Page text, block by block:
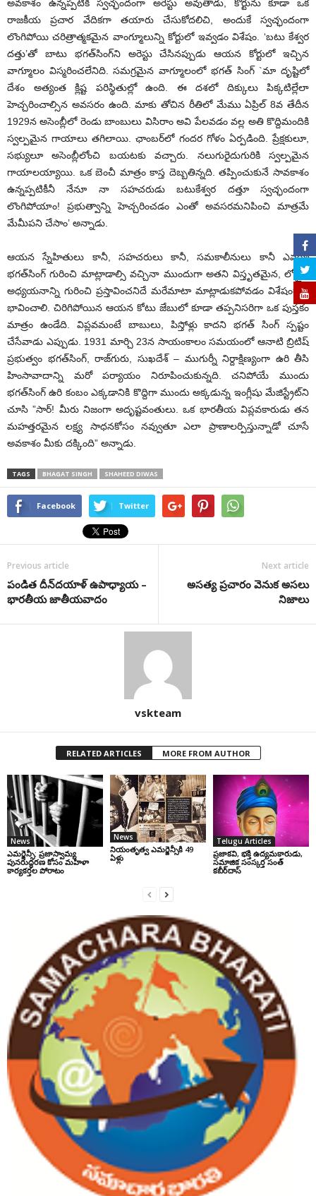
అవకాశం ఉన్నప్పటికీ స్వచ్ఛందంగా అరెస్టు అవుతాడు, కోర్టును కూడా ఒక
రాజకీయ ప్రచార వేదికగా తయారు చేసుకోదలిచి, అందుకే స్వచ్ఛందంగా
లొంగిపోయి చరిత్రాత్మకమైన వాంగ్మూలున్ని కోర్టులో ఇవ్వడం విశేషం. ‘బటు కేశ్వర
దత్తు’తో బాటు భగత్‌సింగ్‌ని అరెస్టు చేసినప్పుడు ఆయన కోర్టులో ఇచ్చిన
వాగ్మూలం విస్మరించలేనిది. సమగ్రమైన వాగ్మూలంలో భగత్ సింగ్ `మా దృష్టిలో
దేశం అత్యంత క్లిష్ట పరిస్థితుల్లో ఉంది. ఈ దశలో దిక్కులు పిక్కటిల్లేలా
హెచ్చరించాల్సిన అవసరం ఉంది. మాకు తోచిన రీతిలో మేము ఏప్రిల్‌ 8వ తేదీన
1929న అసెంబ్లీలో రెండు బాంబులు విసిరాం అవి పేలవడం వల్ల అతి కొద్దిమందికి
స్వల్పమైన గాయాలు తగిలాయి. ఛాంబర్‌లో గందర గోళం ఏర్పడింది. ప్రేక్షకులూ,
సభ్యులూ అసెంబ్లీలోంచి బయటకు వచ్చారు. నలుగురైదుగురికి స్వల్పమైన
గాయాలయ్యాయి. ఒక బెంచీ మాత్రం కాస్త దెబ్బతిన్నది. తప్పించుకునే సావకాశం
ఉన్నప్పటికీనీ నేనూ నా సహచరుడు బటుకేశ్వర దత్తూ స్వచ్ఛందంగా
లొంగిపోయాం! ప్రభుత్వాన్ని హెచ్చరించడం ఎంతో అవసరమనిపించి మాత్రమే
మేమీపని చేసాం’ అన్నాడు.
ఆయన స్నేహితులు కానీ, సహచరులు కానీ, సమకాలీనులు కానీ ఎవరూ
భగత్‌సింగ్‌ గురించి మాట్లాడాల్సి వచ్చినా ముందుగా అతని విస్తృతమైన, లోత్తైన
అధ్యయనాన్ని గురించి ప్రస్తావించనిదే మరేమాటా మాట్లాడుకపోవడం విశేషంగానే
భావించాలి. చిరిగిపోయిన ఆయన కోటు జేబులో కూడా తప్పనిసరిగా ఒక పుస్తకం
మాత్రం ఉండేది. విప్లవమంటే బాబులు, పిస్తోళ్లు కాదని భగత్‌ సింగ్‌ స్పష్టం
చేసేవాడు ఎప్పుడు. 1931 మార్చి 23న సాయంకాలం సమయంలో ఆనాటి బ్రిటిష్‌
ప్రభుత్వం భగత్‌సింగ్‌, రాజ్‌గురు, సుఖదేశ్‌ – ముగుర్నీ నిర్దాక్షిణ్యంగా ఉరి తీసి
హింసావాదాన్ని మరో పర్యాయం నిరూపించుకున్నది. చనిపోయే ముందు
భగత్‌సింగ్‌ ఉరి కంబం ఎక్కడానికి కొద్దిగా ముందు అక్కడున్న ఇంగ్లీషు మేజిస్ట్రేట్‌ని
చూసి ”సార్‌! మీరు నిజంగా అదృష్టవంతులు. ఒక భారతీయ విప్లవకారుడు తన
మహత్తరమైన లక్ష్య సాధనకోసం నవ్వుతూ ఎలా ప్రాణాలర్పిస్తున్నాడో చూసే
అవకాశం మీకు దక్కింది” అన్నాడు.
TAGS BHAGAT SINGH SHAHEED DIWAS
Facebook Twitter
Previous article
పండిత దీన్‌దయాళ్ ఉపాధ్యాయ –
భారతీయ జాతీయవాదం
Next article
అసత్య ప్రచారం వెనుక అసలు
నిజాలు
vskteam
RELATED ARTICLES MORE FROM AUTHOR
News
ఎమర్జెన్సీ: ప్రజాస్వామ్య
పునరుద్ధరణ కోసం మహిళా
కార్యకర్తల పోరాటం
News
నియంతృత్వ ఎమర్జెన్సీకి 49
ఏళ్లు
Telugu Articles
ప్రజాకవి, భక్తి ఉద్యమకారుడు,
సమాజిక సంస్కర్త సంత్‌
కబీర్‌దాస్‌